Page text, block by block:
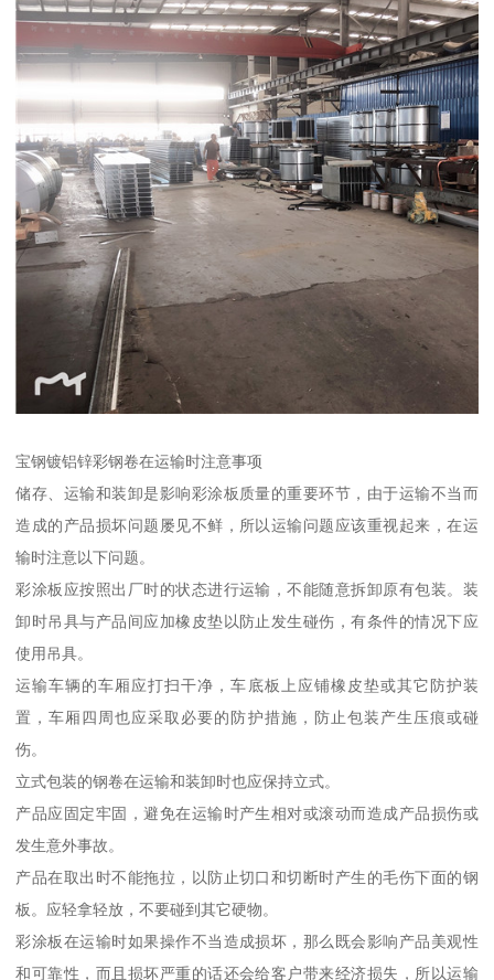
宝钢镀铝锌彩钢卷在运输时注意事项
储存、运输和装卸是影响彩涂板质量的重要环节，由于运输不当而
造成的产品损坏问题屡见不鲜，所以运输问题应该重视起来，在运
输时注意以下问题。
彩涂板应按照出厂时的状态进行运输，不能随意拆卸原有包装。装
卸时吊具与产品间应加橡皮垫以防止发生碰伤，有条件的情况下应
使用吊具。
运输车辆的车厢应打扫干净，车底板上应铺橡皮垫或其它防护装
置，车厢四周也应采取必要的防护措施，防止包装产生压痕或碰
伤。
立式包装的钢卷在运输和装卸时也应保持立式。
产品应固定牢固，避免在运输时产生相对或滚动而造成产品损伤或
发生意外事故。
产品在取出时不能拖拉，以防止切口和切断时产生的毛伤下面的钢
板。应轻拿轻放，不要碰到其它硬物。
彩涂板在运输时如果操作不当造成损坏，那么既会影响产品美观性
和可靠性，而且损坏严重的话还会给客户带来经济损失，所以运输